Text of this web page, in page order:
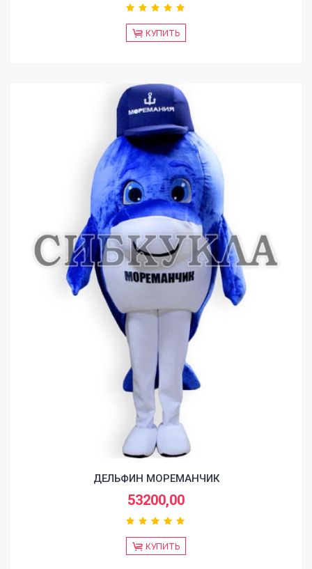
КУПИТЬ
ДЕЛЬФИН МОРЕМАНЧИК
53200,00
КУПИТЬ